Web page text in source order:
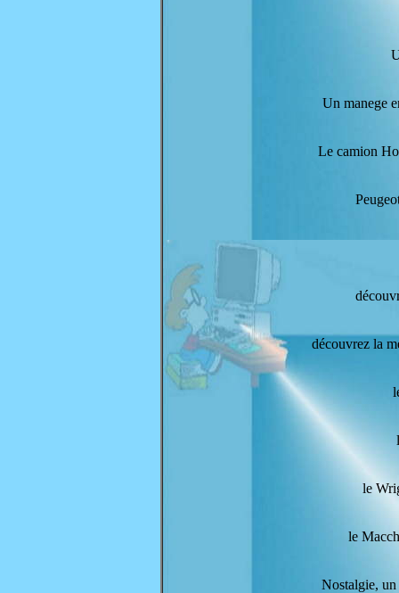
Un manege
Le camion
découvrez la
le
le
Nostalgie,